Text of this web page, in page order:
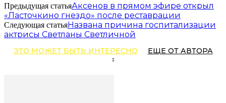
Предыдущая статьяАксенов в прямом эфире открыл
«Ласточкино гнездо» после реставрации
Следующая статьяНазвана причина госпитализации
актрисы Светланы Светличной
ЭТО МОЖЕТ БЫТЬ ИНТЕРЕСНО ЕЩЕ ОТ АВТОРА